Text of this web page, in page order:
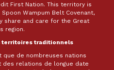
First Nation. This territory is
Wampum Belt Covenant,
share and care for the Great
region.
territoires traditionnels
que de nombreuses nations
relations de longue date